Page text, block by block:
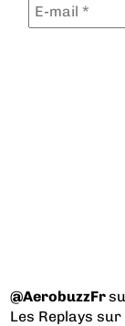
@AerobuzzFr
Les Replays sur